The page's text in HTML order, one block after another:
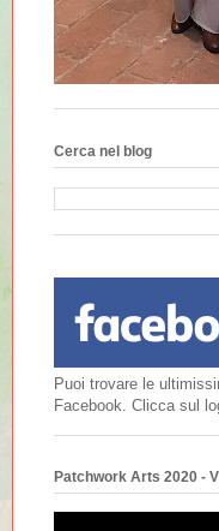
Cerca nel blog
Puoi trovare le
Facebook. Clicca sul
Patchwork Arts 2020 -